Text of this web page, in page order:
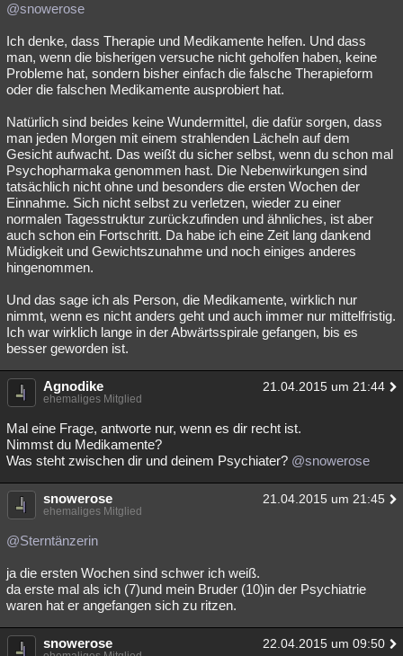
@snowerose
Ich denke, dass Therapie und Medikamente helfen. Und dass
man, wenn die bisherigen versuche nicht geholfen haben, keine
Probleme hat, sondern bisher einfach die falsche Therapieform
oder die falschen Medikamente ausprobiert hat.
Natürlich sind beides keine Wundermittel, die dafür sorgen, dass
man jeden Morgen mit einem strahlenden Lächeln auf dem
Gesicht aufwacht. Das weißt du sicher selbst, wenn du schon mal
Psychopharmaka genommen hast. Die Nebenwirkungen sind
tatsächlich nicht ohne und besonders die ersten Wochen der
Einnahme. Sich nicht selbst zu verletzen, wieder zu einer
normalen Tagesstruktur zurückzufinden und ähnliches, ist aber
auch schon ein Fortschritt. Da habe ich eine Zeit lang dankend
Müdigkeit und Gewichtszunahme und noch einiges anderes
hingenommen.
Und das sage ich als Person, die Medikamente, wirklich nur
nimmt, wenn es nicht anders geht und auch immer nur mittelfristig.
Ich war wirklich lange in der Abwärtsspirale gefangen, bis es
besser geworden ist.
Agnodike 21.04.2015 um 21:44
ehemaliges Mitglied
Mal eine Frage, antworte nur, wenn es dir recht ist.
Nimmst du Medikamente?
Was steht zwischen dir und deinem Psychiater? @snowerose
snowerose 21.04.2015 um 21:45
ehemaliges Mitglied
@Sterntänzerin
ja die ersten Wochen sind schwer ich weiß.
da erste mal als ich (7)und mein Bruder (10)in der Psychiatrie
waren hat er angefangen sich zu ritzen.
snowerose 22.04.2015 um 09:50